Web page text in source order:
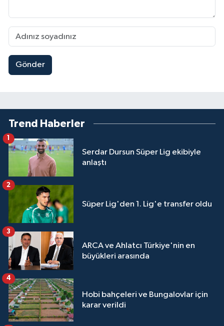
Gönder
Trend Haberler
Serdar Dursun Süper Lig ekibiyle
anlaştı
1
Süper Lig'den 1. Lig'e transfer oldu
2
ARCA ve Ahlatcı Türkiye'nin en
büyükleri arasında
3
Hobi bahçeleri ve Bungalovlar için
karar verildi
4